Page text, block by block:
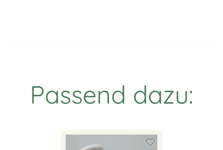
Passend dazu: